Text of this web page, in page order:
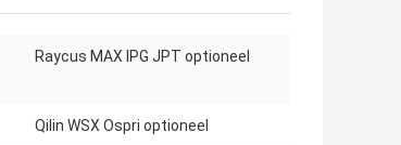
Raycus MAX IPG JPT optioneel
Qilin WSX Ospri optioneel